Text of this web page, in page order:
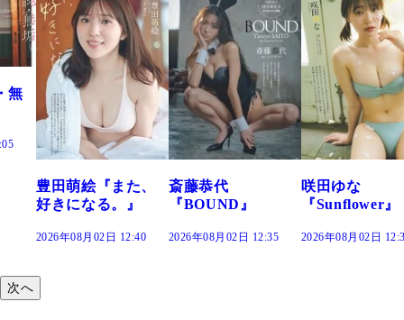
斎藤恭代
『BOUND』
2026年08月02日 12:35
咲田ゆな
『Sunflower』
2026年08月02日 12:30
藤水咲桜『花
だまり』
2026年08月02日
次へ